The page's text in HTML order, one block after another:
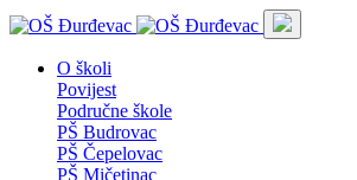
O školi
Povijest
Područne škole
PŠ Budrovac
PŠ Čepelovac
PŠ Mičetinac